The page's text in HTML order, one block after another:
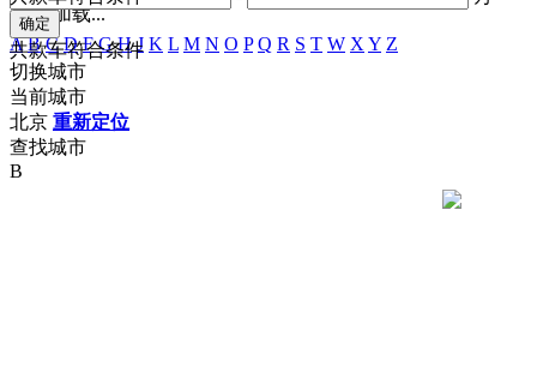
共款车符合条件
正在加载...
A B C D F G H J K L M N O P Q R S T W X Y Z
切换城市
当前城市
北京 重新定位
查找城市
B